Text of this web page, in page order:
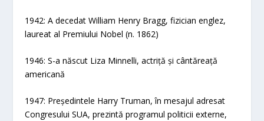
1942: A decedat William Henry Bragg, fizician englez,
laureat al Premiului Nobel (n. 1862)
1946: S-a născut Liza Minnelli, actriță și cântăreață
americană
1947: Președintele Harry Truman, în mesajul adresat
Congresului SUA, prezintă programul politicii externe,